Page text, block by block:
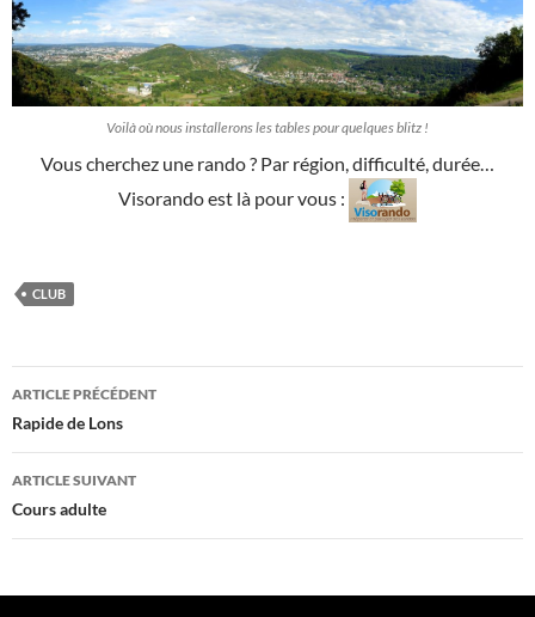
Voilà où nous installerons les tables pour quelques blitz !
Vous cherchez une rando ? Par région, difficulté, durée…
Visorando est là pour vous :
CLUB
Navigation
des
articles
ARTICLE PRÉCÉDENT
Rapide de Lons
ARTICLE SUIVANT
Cours adulte